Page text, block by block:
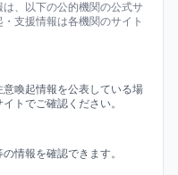
、以下の公的機関の公式サ
支援情報は各機関のサイト
喚起情報を公表している場
トでご確認ください。
情報を確認できます。